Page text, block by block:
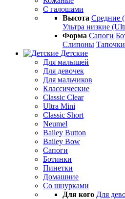
С галошами
Высота Средние
Ультра низкие
Форма Сапоги
Слипоны Тапочки
Детские
Для малышей
Для девочек
Для мальчиков
Классические
Classic Clear
Ultra Mini
Classic Short
Neumel
Bailey Button
Bailey Bow
Сапоги
Ботинки
Пинетки
Домашние
Со шнурками
Для кого Для